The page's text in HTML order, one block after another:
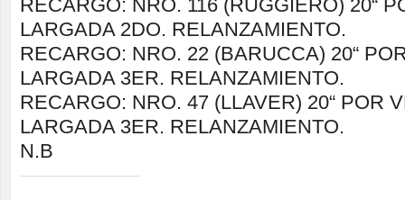
RECARGO: NRO. 116 (RUGGIERO) 20“
LARGADA 2DO. RELANZAMIENTO.
RECARGO: NRO. 22 (BARUCCA) 20“
LARGADA 3ER. RELANZAMIENTO.
RECARGO: NRO. 47 (LLAVER) 20“ POR
LARGADA 3ER. RELANZAMIENTO.
N.B